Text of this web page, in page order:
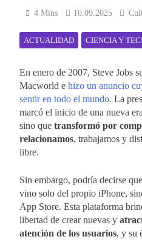
4 Mins 10.09.2025
ACTUALIDAD CIENCIA Y
En enero de 2007, Steve Jobs
Macworld e hizo un anuncio
sentir en todo el mundo. La
marcó el inicio de una nueva
sino que transformó por
relacionamos, trabajamos y
libre.
Sin embargo, podría decirse
vino solo del propio iPhone,
App Store. Esta plataforma
libertad de crear nuevas y
atención de los usuarios, y su